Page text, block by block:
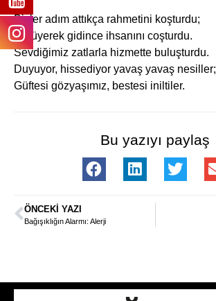
Bizler adım attıkça rahmetini koşturdu;
Yürüyerek gidince ihsanını coşturdu.
Sevdiğimiz zatlarla hizmette buluşturdu.
Duyuyor, hissediyor yavaş yavaş nesiller;
Güftesi gözyaşımız, bestesi iniltiler.
Bu yazıyı paylaş
ÖNCEKI YAZI
Bağışıklığın Alarmı: Alerji